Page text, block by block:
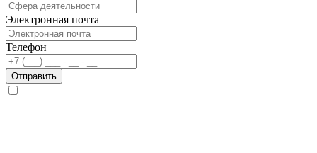
Электронная почта
Телефон
Отправить